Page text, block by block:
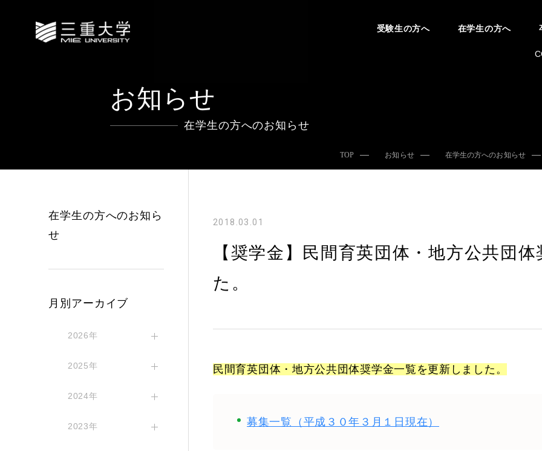
受験生の方へ 在学生の方へ
お知らせ
在学生の方へのお知らせ
TOP お知らせ 在学生の方へのお知らせ
2018.03.01
【奨学金】民間育英団体・地方公共団
た。
民間育英団体・地方公共団体奨学金一覧を更新しました。
募集一覧（平成３０年３月１日現在）
在学生の方へのお知ら
せ
月別アーカイブ
2026年
2025年
2024年
2023年